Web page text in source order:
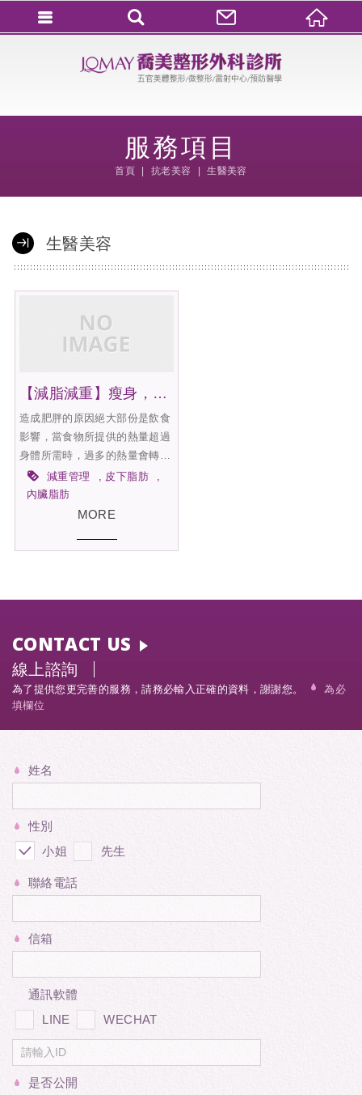
服務項目
首頁 抗老美容 生醫美容
生醫美容
【減脂減重】瘦身，從管理脂肪開始
造成肥胖的原因絕大部份是飲食
影響，當食物所提供的熱量超過
身體所需時，過多的熱量會轉換
成脂肪儲存，日積月累之後，造
成脂肪屯積，體重增加形成肥
胖。尤其現代社會多以油炸速
食物大多存在著超標熱量的飲食
如先天性遺傳、生理心理因素、
藥物、疾病等等都是相關的因
素。
減重管理
皮下脂肪
內臟脂肪
MORE
CONTACT US
線上諮詢
為了提供您更完善的服務，請務必輸入正確的資料，謝謝您。
為必
填欄位
姓名
性別
小姐
先生
聯絡電話
信箱
通訊軟體
LINE
WECHAT
是否公開
會員登入(燈箱)
加入會員
忘記密碼
密碼修改